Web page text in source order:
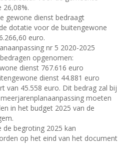
26,08%.
gewone dienst bedraagt
dotatie voor de buitengewone
euro.
nr 5 2020-2025
opgenomen:
dienst 767.616 euro
dienst 44.881 euro
van 45.558 euro. Dit bedrag zal bij
moeten
in het budget 2025 van de
de begroting 2025 kan
op het eind van het document